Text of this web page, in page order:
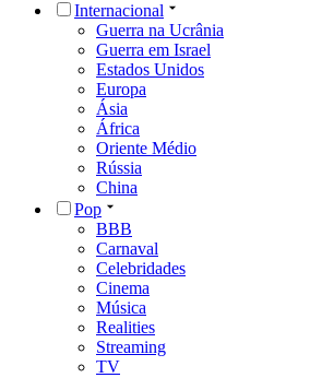
Internacional
Guerra na Ucrânia
Guerra em Israel
Estados Unidos
Europa
Ásia
África
Oriente Médio
Rússia
China
Pop
BBB
Carnaval
Celebridades
Cinema
Música
Realities
Streaming
TV